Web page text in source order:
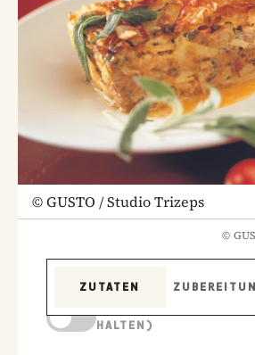
©GUSTO / Studio Trizeps
©
ZUTATEN
HALTEN)